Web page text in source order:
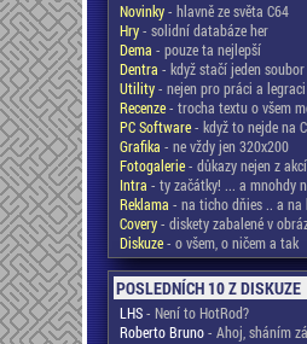
Novinky- hlavně ze světa C64
Hry- solidní databáze her
Dema - pouze ta nejlepší
Dentra - když stačí jeden soubor
Utility- nejen pro práci a legraci
Recenze- trocha textu o všem
PC Software- když to nejde na
Grafika - ne vždy jen 320x200
Fotogalerie- důkazy nejen z akcí
Intra - ty začátky! ... a mnohdy
Reklama - na ticho dňies .. a na
Covery- diskety zabalené v
Diskuze- o všem, o ničem a tak
POSLEDNÍCH 10 Z DISKUZE
LHS- Není to HotRod?
Roberto Bruno- Ahoj, sháním